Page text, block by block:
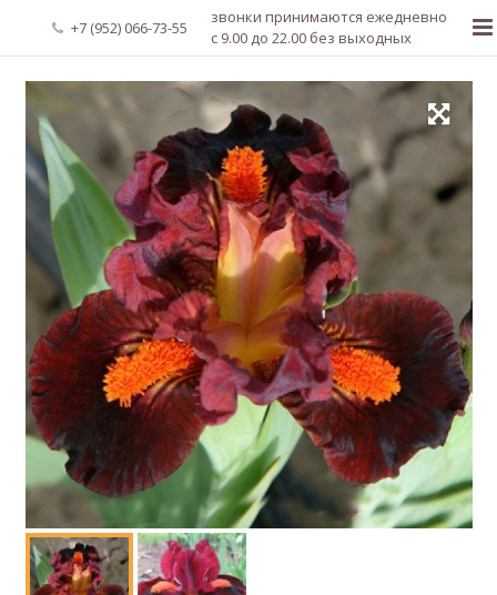
+7 (952) 066-73-55
звонки принимаются ежедневно
с 9.00 до 22.00 без выходных
Главная
О нас
Новости
Каталог растений
Доставка и оплата
Мой аккаунт
Регистрация